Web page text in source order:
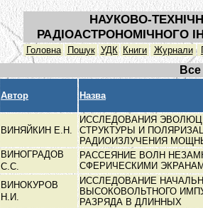
НАУКОВО-
РАДІОАСТРОНОМІЧНОГО
Головна Пошук УДК Книги Журнали
Автор Назва
ВИНЯЙКИН Е.Н.
ИССЛЕДОВАНИЯ
СТРУКТУРЫ И
РАДИОИЗЛУЧЕНИЯ
ВИНОГРАДОВ
С.С.
РАССЕЯНИЕ ВОЛН
СФЕРИЧЕСКИМИ
ВИНОКУРОВ
Н.И.
ИССЛЕДОВАНИЕ
ВЫСОКОВОЛЬТНОГО
РАЗРЯДА В ДЛИННЫХ